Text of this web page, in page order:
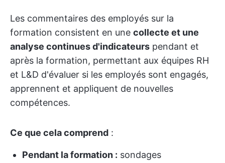
Les commentaires des employés sur la
formation consistent en une collecte et une
analyse continues d'indicateurs pendant et
après la formation, permettant aux équipes RH
et L&D d'évaluer si les employés sont engagés,
apprennent et appliquent de nouvelles
compétences.
Ce que cela comprend :
Pendant la formation : sondages